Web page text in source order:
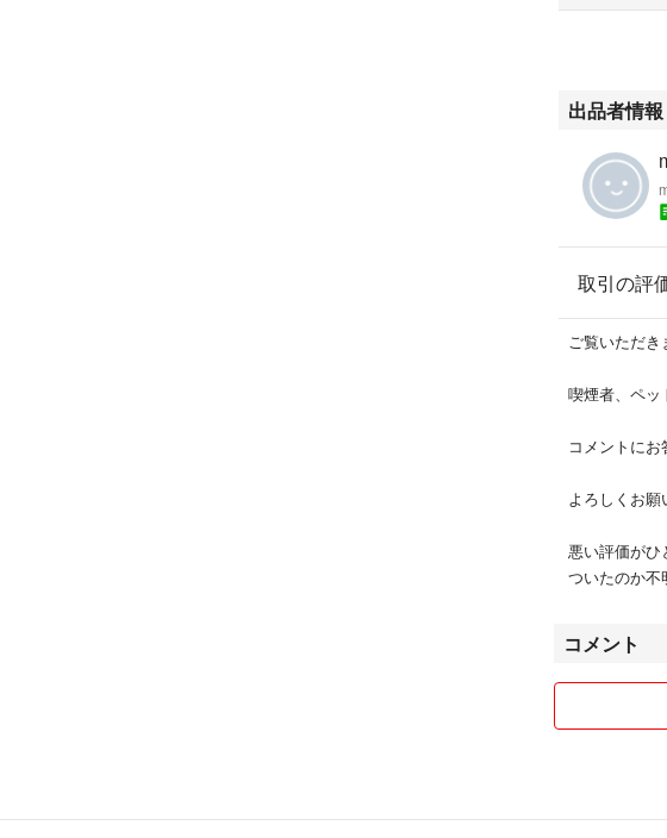
出品者情報
取引の評
ご覧いただき
喫煙者、ペッ
コメントにお
よろしくお願
悪い評価が
ついたのか不
コメント